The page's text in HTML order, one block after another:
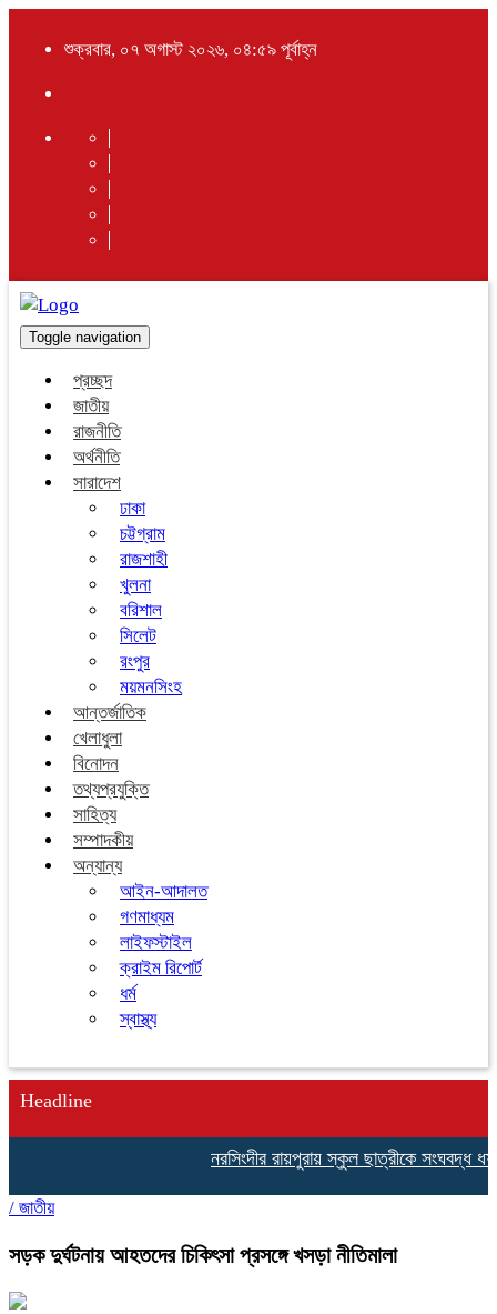
শুক্রবার, ০৭ অগাস্ট ২০২৬, ০৪:৫৯ পূর্বাহ্ন
Toggle navigation
প্রচ্ছদ
জাতীয়
রাজনীতি
অর্থনীতি
সারাদেশ
ঢাকা
চট্টগ্রাম
রাজশাহী
খুলনা
বরিশাল
সিলেট
রংপুর
ময়মনসিংহ
আন্তর্জাতিক
খেলাধুলা
বিনোদন
তথ্যপ্রযুক্তি
সাহিত্য
সম্পাদকীয়
অন্যান্য
আইন-আদালত
গণমাধ্যম
লাইফস্টাইল
ক্রাইম রিপোর্ট
ধর্ম
স্বাস্থ্য
Headline
নরসিংদীর রায়পুরায় স্কুল ছাত্রীকে সংঘবদ্ধ
/ জাতীয়
সড়ক দুর্ঘটনায় আহতদের চিকিৎসা প্রসঙ্গে খসড়া নীতিমালা